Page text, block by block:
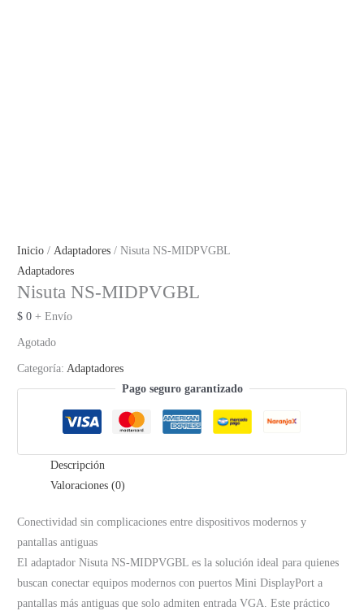
Inicio / Adaptadores / Nisuta NS-MIDPVGBL
Adaptadores
Nisuta NS-MIDPVGBL
$ 0 + Envío
Agotado
Categoría: Adaptadores
Pago seguro garantizado
Descripción
Valoraciones (0)
Conectividad sin complicaciones entre dispositivos modernos y
pantallas antiguas
El adaptador Nisuta NS‑MIDPVGBL es la solución ideal para quienes
buscan conectar equipos modernos con puertos Mini DisplayPort a
pantallas más antiguas que solo admiten entrada VGA. Este práctico